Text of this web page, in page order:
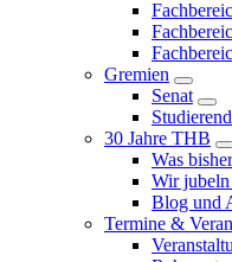
Gremien
Senat
30 Jahre THB
Was
Wir
Blog und
Termine &